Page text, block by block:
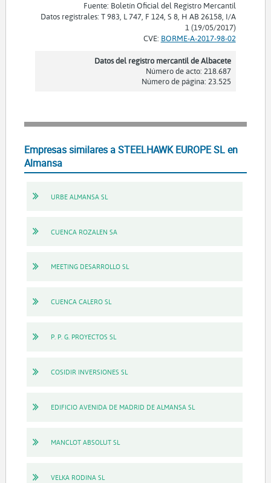
Fuente: Boletín Oficial del Registro Mercantil
Datos registrales: T 983, L 747, F 124, S 8, H AB 26158, I/A
1 (19/05/2017)
CVE: BORME-A-2017-98-02
Datos del registro mercantil de Albacete
Número de acto: 218.687
Número de página: 23.525
Empresas similares a STEELHAWK EUROPE SL en
Almansa
URBE ALMANSA SL
CUENCA ROZALEN SA
MEETING DESARROLLO SL
CUENCA CALERO SL
P. P. G. PROYECTOS SL
COSIDIR INVERSIONES SL
EDIFICIO AVENIDA DE MADRID DE ALMANSA SL
MANCLOT ABSOLUT SL
VELKA RODINA SL